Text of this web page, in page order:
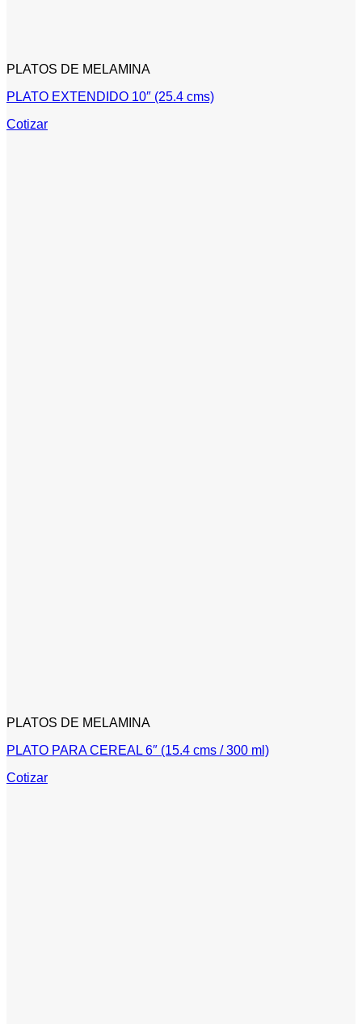
PLATOS DE MELAMINA
PLATO EXTENDIDO 10″ (25.4 cms)
Cotizar
PLATOS DE MELAMINA
PLATO PARA CEREAL 6″ (15.4 cms / 300 ml)
Cotizar